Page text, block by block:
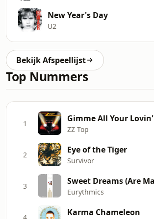
New Year's Day
U2
Bekijk Afspeellijst
Top Nummers
1 Gimme All Your Lovin'
ZZ Top
2 Eye of the Tiger
Survivor
3
Eurythmics
4 Karma Chameleon